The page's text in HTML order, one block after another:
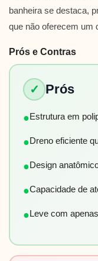
banheira se destaca,
que não oferecem um
Prós e Contras
✓ Prós
●Estrutura em
●Dreno eficiente
●Design
●Capacidade de
●Leve com